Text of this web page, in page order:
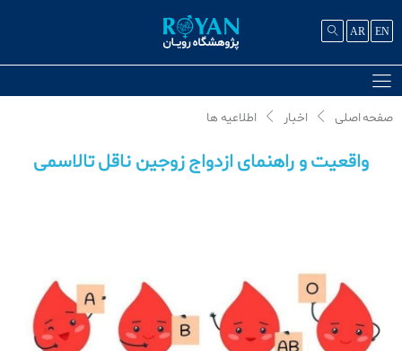
EN
AR
صفحه اصلی اخبار اطلاعیه ها
واقعیت و راهنمای ازدواج زوجین ناقل تالاسمی